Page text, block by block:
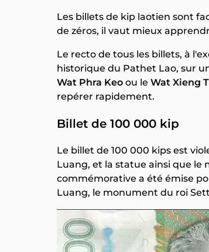
Les billets de kip laotien sont
de zéros, il vaut mieux
Le recto de tous les billets, à
historique du Pathet Lao, sur
Wat Phra Keo ou le Wat Xieng
repérer rapidement.
Billet de 100 000 kip
Le billet de 100 000 kips est
Luang, et la statue ainsi que le
commémorative a été émise
Luang, le monument du roi